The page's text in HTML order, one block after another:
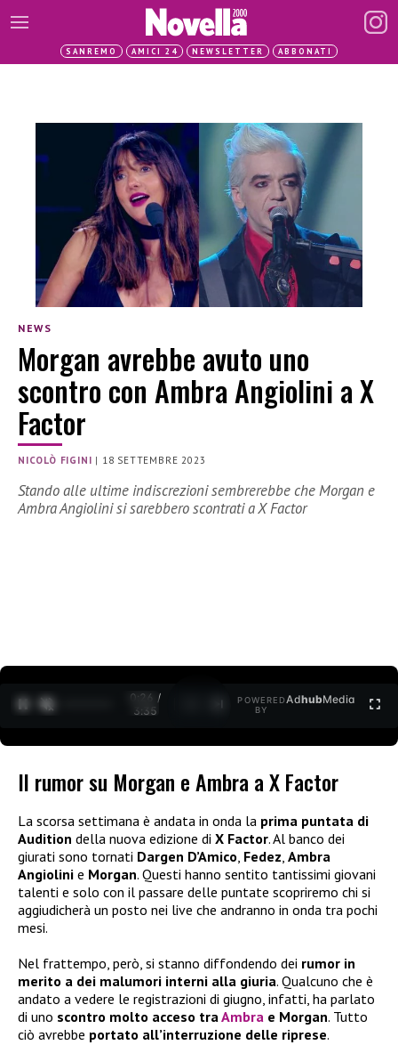
SANREMO AMICI 24 NEWSLETTER ABBONATI
NEWS
Morgan avrebbe avuto uno
scontro con Ambra Angiolini a X
Factor
NICOLÒ FIGINI | 18 SETTEMBRE 2023
Stando alle ultime indiscrezioni sembrerebbe che Morgan e
Ambra Angiolini si sarebbero scontrati a X Factor
0:27 /
3:35
POWERED
BY
AdhubMedia
Il rumor su Morgan e Ambra a X Factor
La scorsa settimana è andata in onda la prima puntata di
Audition della nuova edizione di X Factor. Al banco dei
giurati sono tornati Dargen D’Amico, Fedez, Ambra
Angiolini e Morgan. Questi hanno sentito tantissimi giovani
talenti e solo con il passare delle puntate scopriremo chi si
aggiudicherà un posto nei live che andranno in onda tra pochi
mesi.
Nel frattempo, però, si stanno diffondendo dei rumor in
merito a dei malumori interni alla giuria. Qualcuno che è
andato a vedere le registrazioni di giugno, infatti, ha parlato
di uno scontro molto acceso traAmbra e Morgan. Tutto
ciò avrebbe portato all’interruzione delle riprese.